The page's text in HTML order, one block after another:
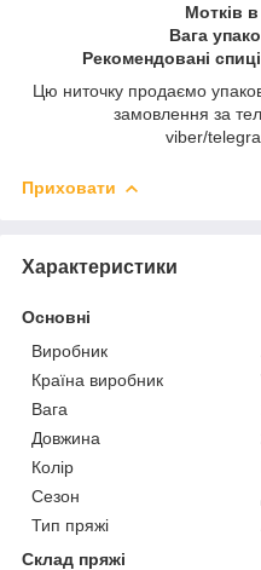
Мотків
Вага
Рекомендовані спиці
Цю ниточку продаємо
замовлення за
viber/
Приховати
Характеристики
Основні
Виробник
Країна виробник
Вага
Довжина
Колір
Сезон
Тип пряжі
Склад пряжі